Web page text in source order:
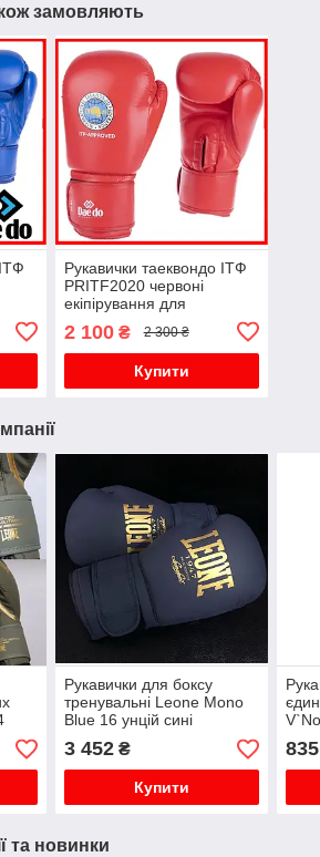
замовляють
Рукавички таеквондо ІТФ
PRITF2020 червоні
екіпірування для
тхеквондо ITF поліуретан
2 100₴ 2 300 ₴
Купити
Рукавички для боксу
тренувальні Leone Mono
Blue 16 унцій сині
оригінальні для дорослих
єдиноборства
3 452₴
Купити
835
та новинки